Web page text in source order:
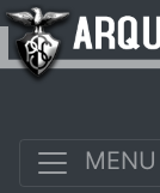
MENU